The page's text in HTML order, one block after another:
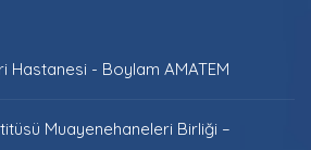
Hastanesi - Boylam AMATEM
Muayenehaneleri Birliği –